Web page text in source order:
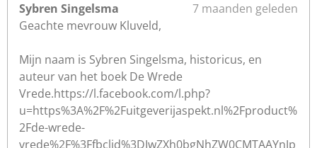
Sybren Singelsma
7 maanden geleden
Geachte mevrouw Kluveld,
Mijn naam is Sybren Singelsma, historicus, en
auteur van het boek De Wrede
Vrede.https://l.facebook.com/l.php?
u=https%3A%2F%2Fuitgeverijaspekt.nl%2Fproduct%
2Fde-wrede-
vrede%2F%3Ffbclid%3DIwZXh0bgNhZW0CMTAAYnJp